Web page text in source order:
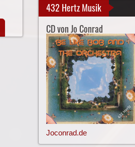
432 Hertz Musik
CD von Jo Conrad
Joconrad.de